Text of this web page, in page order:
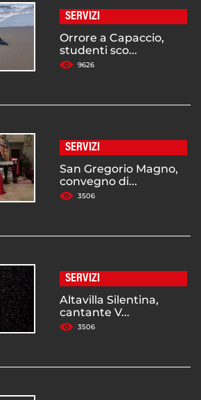
SERVIZI
Orrore a Capaccio,
studenti sco...
9626
SERVIZI
San Gregorio Magno,
convegno di...
3506
SERVIZI
Altavilla Silentina,
cantante V...
3506